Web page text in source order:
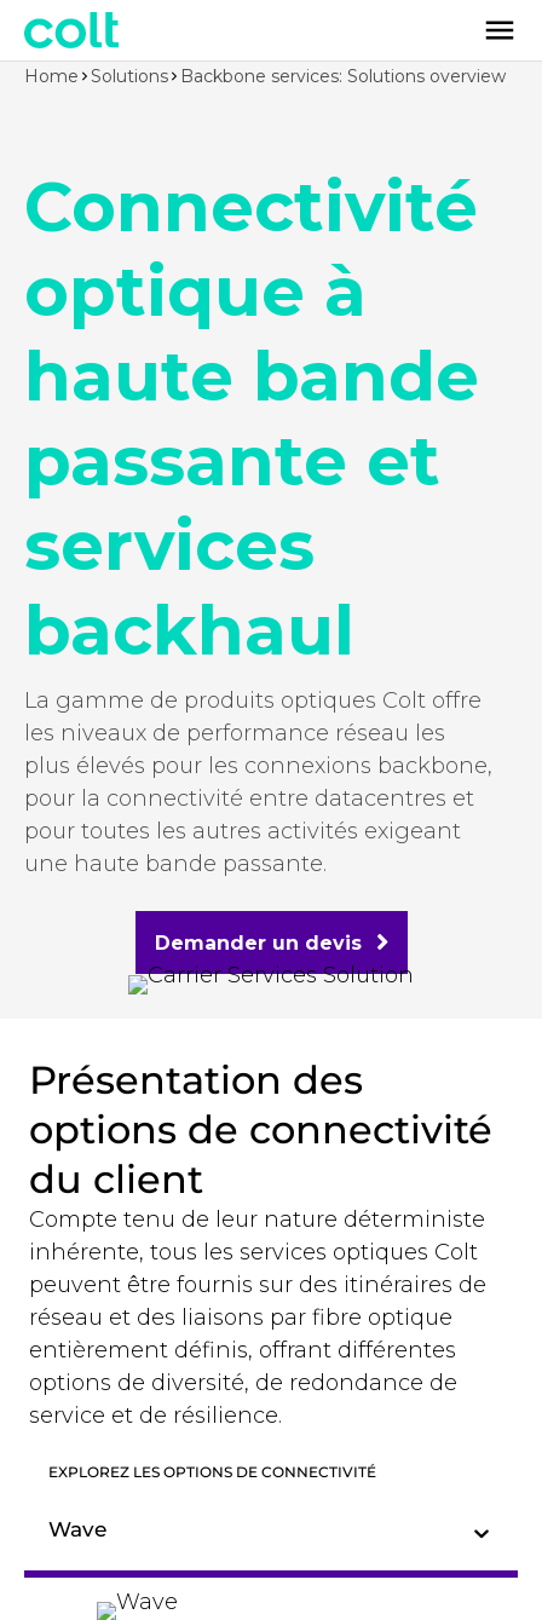
Home Solutions Backbone services: Solutions overview
Connectivité
optique à
haute bande
passante et
services
backhaul
La gamme de produits optiques Colt offre
les niveaux de performance réseau les
plus élevés pour les connexions backbone,
pour la connectivité entre datacentres et
pour toutes les autres activités exigeant
une haute bande passante.
Demander un devis
Présentation des
options de connectivité
du client
Compte tenu de leur nature déterministe
inhérente, tous les services optiques Colt
peuvent être fournis sur des itinéraires de
réseau et des liaisons par fibre optique
entièrement définis, offrant différentes
options de diversité, de redondance de
service et de résilience.
EXPLOREZ LES OPTIONS DE CONNECTIVITÉ
Wave